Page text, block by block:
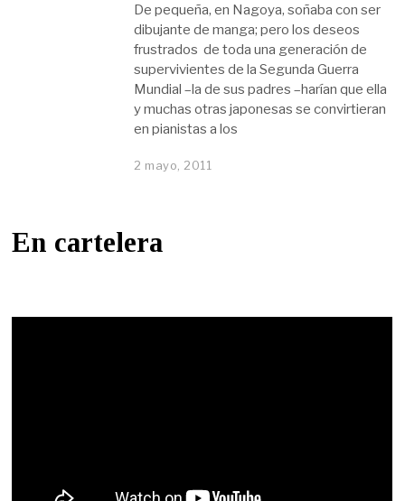
De pequeña, en Nagoya, soñaba con ser
dibujante de manga; pero los deseos
frustrados de toda una generación de
supervivientes de la Segunda Guerra
Mundial –la de sus padres –harían que ella
y muchas otras japonesas se convirtieran
en pianistas a los
2 mayo, 2011
En cartelera